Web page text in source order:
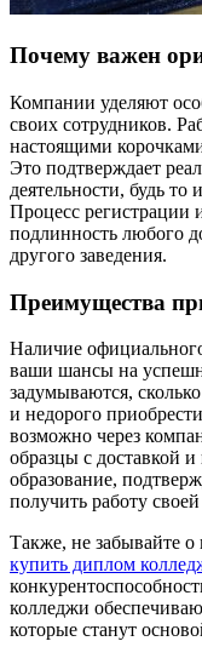
Почему важен
Компании уделяют
своих сотрудников.
настоящими
Это подтверждает
деятельности, будь
Процесс регистрации
подлинность любого
другого заведения.
Преимущества
Наличие
ваши шансы на
задумываются,
и недорого
возможно через
образцы с доставкой
образование,
получить работу
Также, не забывайте о
купить диплом
колледжи
которые станут